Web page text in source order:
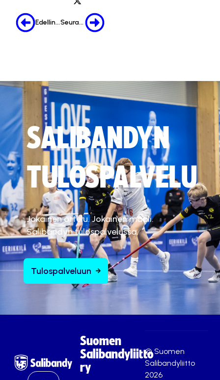
Edellinen Seuraava
SALIBANDYN
TULOSPALVELU
Jokainen ottelu. Jokainen maali.
Salibandyn tulospalvelussa.
Tulospalveluun
Suomen
Salibandyliitto
ry
© Suomen
Salibandyliitto
2026